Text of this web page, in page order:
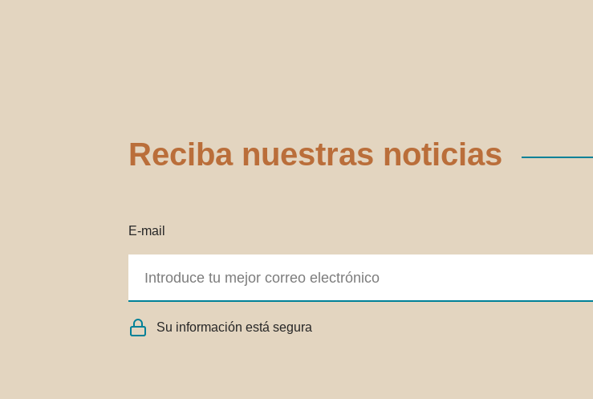
Reciba nuestras noticias
E-mail
Su información está segura